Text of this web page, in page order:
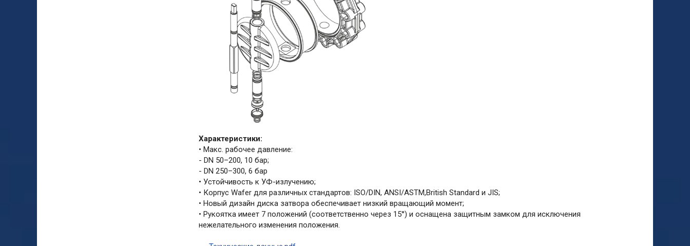
Характеристики:
• Макс. рабочее давление:
- DN 50–200, 10 бар;
- DN 250–300, 6 бар
• Устойчивость к УФ-излучению;
• Корпус Wafer для различных стандартов: ISO/DIN, ANSI/ASTM,British Standard и JIS;
• Новый дизайн диска затвора обеспечивает низкий вращающий момент;
• Рукоятка имеет 7 положений (соответственно через 15°) и оснащена защитным замком для исключения
нежелательного изменения положения.